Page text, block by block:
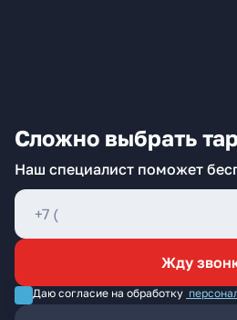
Сложно выбрать
Наш специалист поможет
Жду
Даю согласие на обработку